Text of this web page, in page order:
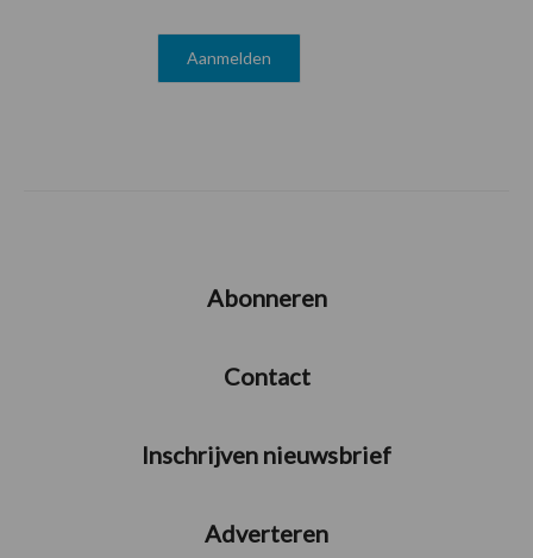
Abonneren
Contact
Inschrijven nieuwsbrief
Adverteren